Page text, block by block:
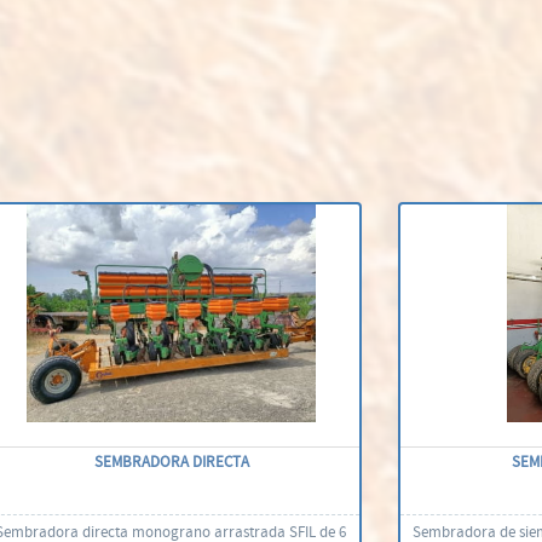
SEMBRADORA DIRECTA
directa monograno arrastrada SFIL de 6
Sembradora de